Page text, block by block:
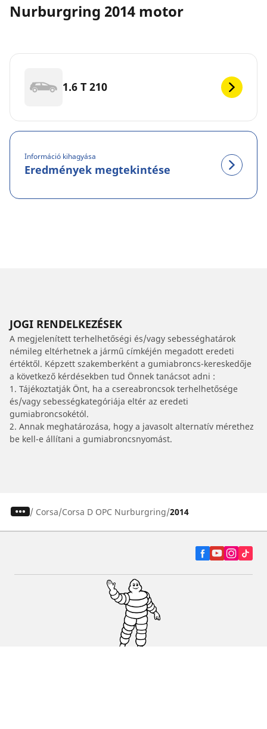
Nurburgring 2014 motor
1.6 T 210
Információ kihagyása
Eredmények megtekintése
JOGI RENDELKEZÉSEK
A megjelenített terhelhetőségi és/vagy sebességhatárok
némileg eltérhetnek a jármű címkéjén megadott eredeti
értéktől. Képzett szakemberként a gumiabroncs-kereskedője
a következő kérdésekben tud Önnek tanácsot adni :
1. Tájékoztatják Önt, ha a csereabroncsok terhelhetősége
és/vagy sebességkategóriája eltér az eredeti
gumiabroncsokétól.
2. Annak meghatározása, hogy a javasolt alternatív mérethez
be kell-e állítani a gumiabroncsnyomást.
/ Corsa Corsa D OPC Nurburgring 2014